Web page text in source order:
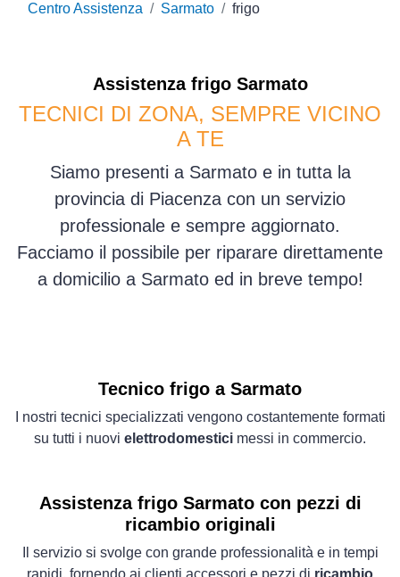
Centro Assistenza Sarmato frigo
Assistenza frigoSarmato
TECNICI DI ZONA, SEMPRE VICINO
A TE
Siamo presenti a Sarmato e in tutta la
provincia di Piacenza con un servizio
professionale e sempre aggiornato.
Facciamo il possibile per riparare direttamente
a domicilio a Sarmato ed in breve tempo!
Tecnico frigo a Sarmato
I nostri tecnici specializzati vengono costantemente formati
su tutti i nuovi elettrodomestici messi in commercio.
Assistenza frigo Sarmato con pezzi di
ricambio originali
Il servizio si svolge con grande professionalità e in tempi